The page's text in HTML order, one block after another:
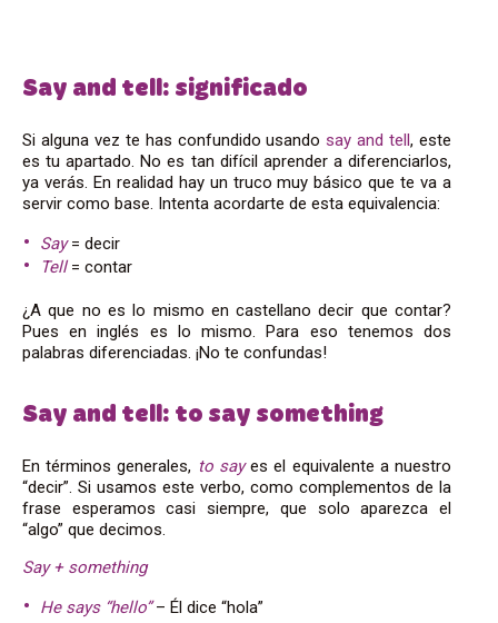
Say and tell: significado
Si alguna vez te has confundido usandosay and tell, este
es tu apartado. No es tan difícil aprender a diferenciarlos,
ya verás. En realidad hay un truco muy básico que te va a
servir como base. Intenta acordarte de esta equivalencia:
Say= decir
Tell= contar
¿A que no es lo mismo en castellano decir que contar?
Pues en inglés es lo mismo. Para eso tenemos dos
palabras diferenciadas. ¡No te confundas!
Say and tell: to say something
En términos generales, to sayes el equivalente a nuestro
“decir”. Si usamos este verbo, como complementos de la
frase esperamos casi siempre, que solo aparezca el
“algo” que decimos.
Say + something
He says “hello”– Él dice “hola”